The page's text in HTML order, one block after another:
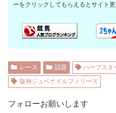
ーをクリックしてもらえるとサイト
レース 話題 ハープスタ
阪神ジュベナイルフィリーズ
フォローお願いします